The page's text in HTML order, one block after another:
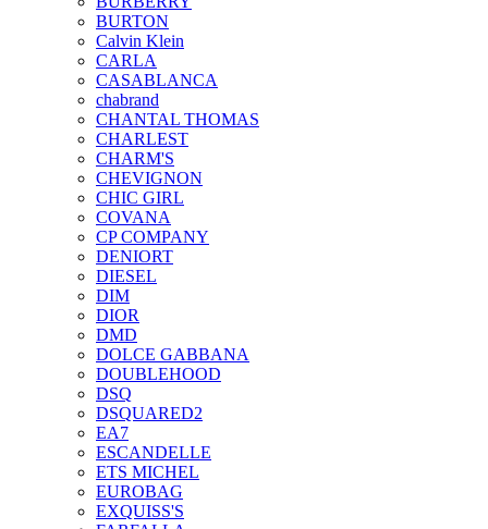
BURTON
Calvin Klein
CARLA
CASABLANCA
chabrand
CHANTAL THOMAS
CHARLEST
CHARM'S
CHEVIGNON
CHIC GIRL
COVANA
CP COMPANY
DENIORT
DIESEL
DIM
DIOR
DMD
DOLCE GABBANA
DOUBLEHOOD
DSQ
DSQUARED2
EA7
ESCANDELLE
ETS MICHEL
EUROBAG
EXQUISS'S